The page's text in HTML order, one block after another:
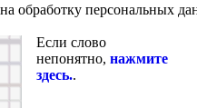
обработку персональных
Если слово
непонятно, нажмите
здесь..